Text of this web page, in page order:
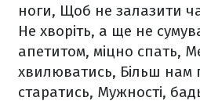
ноги, Щоб не залазити
Не хворіть, а ще не
апетитом, міцно спать,
хвилюватись, Більш нам
старатись, Мужності,